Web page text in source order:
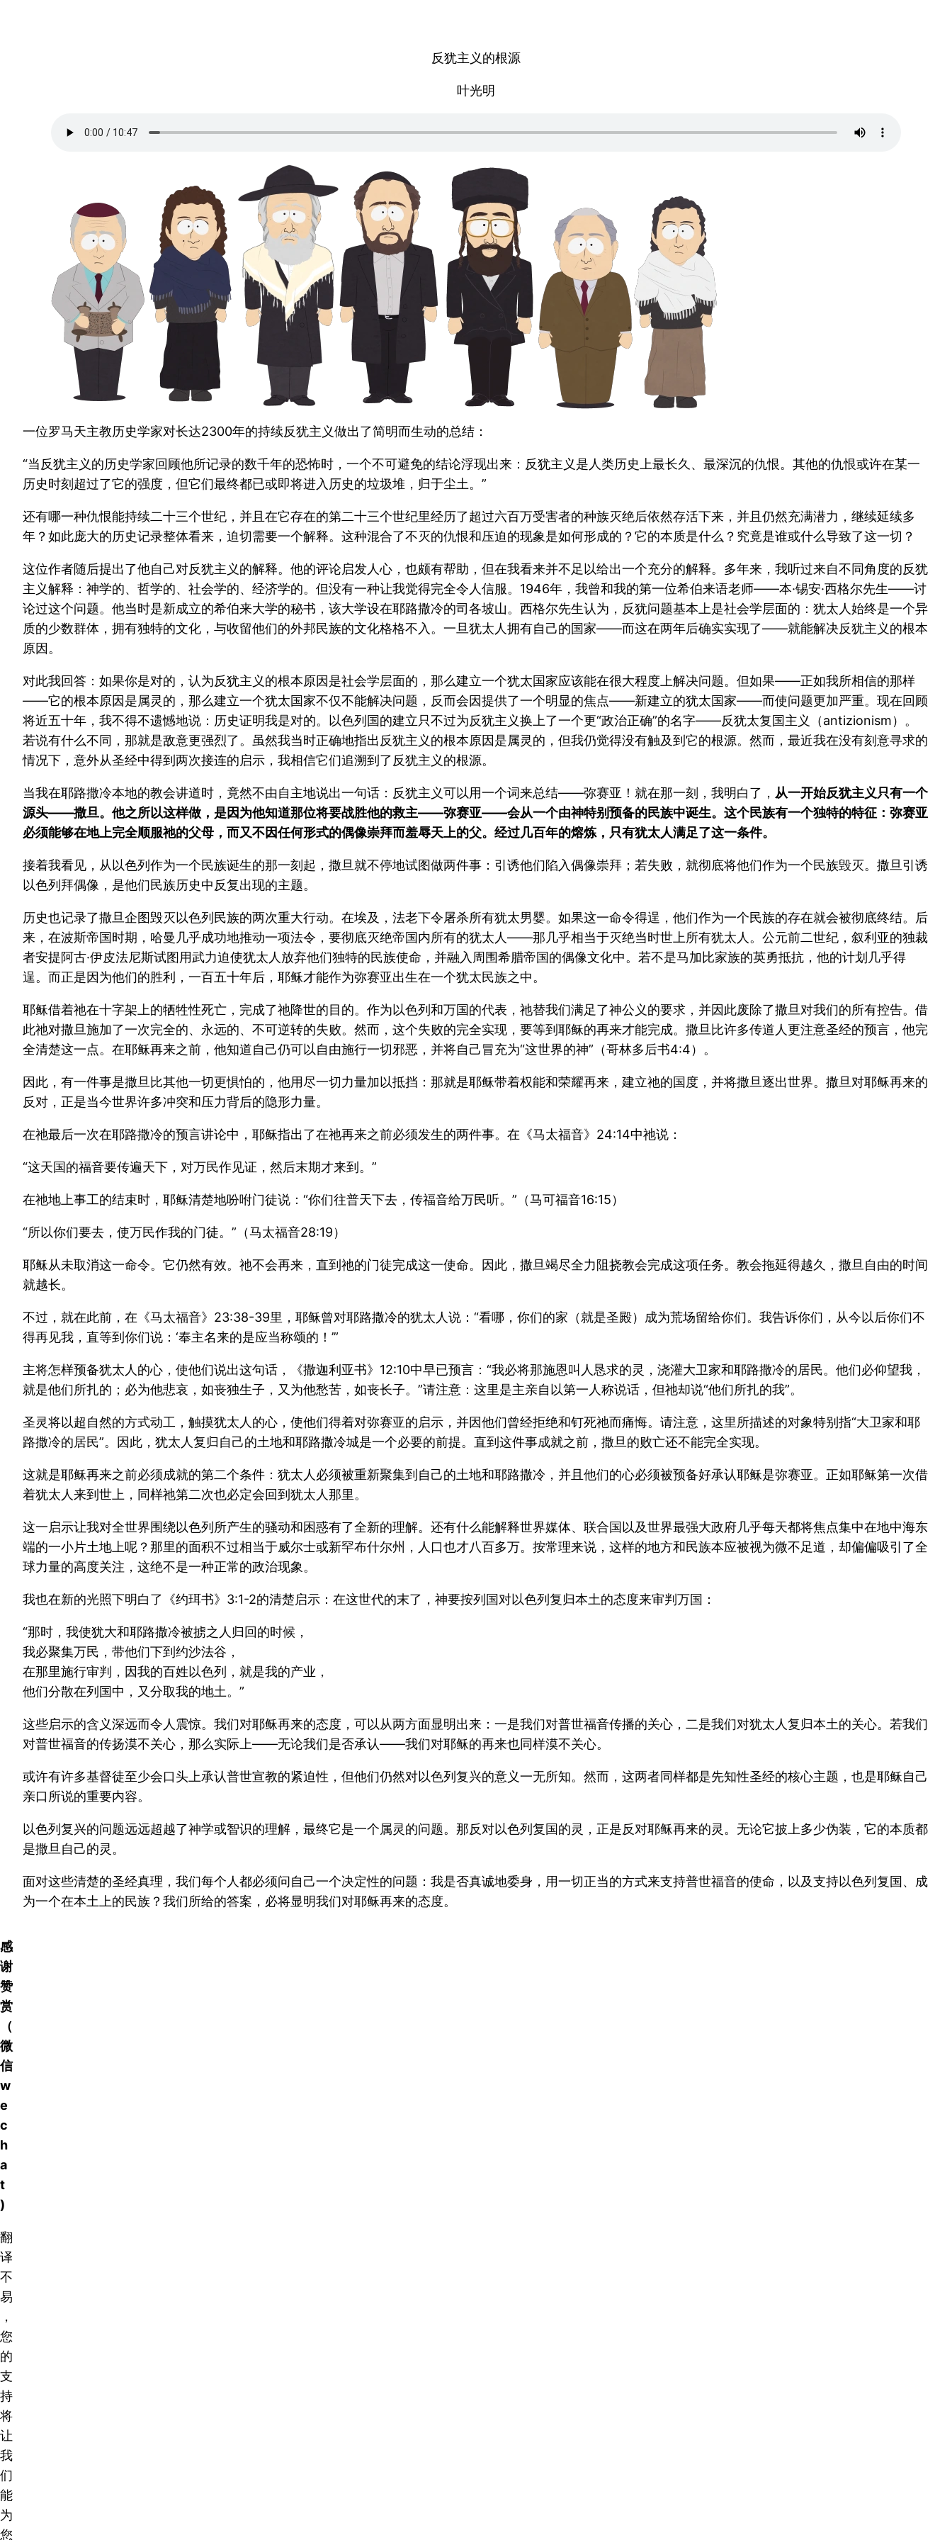
反犹主义的根源
叶光明
一位罗马天主教历史学家对长达2300年的持续反犹主义做出了简明而生动的总结：
“当反犹主义的历史学家回顾他所记录的数千年的恐怖时，一个不可避免的结论浮现出来：反犹主义是人类历史上最长久、最深沉的仇恨。其他的仇恨或许在某一
历史时刻超过了它的强度，但它们最终都已或即将进入历史的垃圾堆，归于尘土。”
还有哪一种仇恨能持续二十三个世纪，并且在它存在的第二十三个世纪里经历了超过六百万受害者的种族灭绝后依然存活下来，并且仍然充满潜力，继续延续多
年？如此庞大的历史记录整体看来，迫切需要一个解释。这种混合了不灭的仇恨和压迫的现象是如何形成的？它的本质是什么？究竟是谁或什么导致了这一切？
这位作者随后提出了他自己对反犹主义的解释。他的评论启发人心，也颇有帮助，但在我看来并不足以给出一个充分的解释。多年来，我听过来自不同角度的反犹
主义解释：神学的、哲学的、社会学的、经济学的。但没有一种让我觉得完全令人信服。1946年，我曾和我的第一位希伯来语老师——本·锡安·西格尔先生——讨
论过这个问题。他当时是新成立的希伯来大学的秘书，该大学设在耶路撒冷的司各坡山。西格尔先生认为，反犹问题基本上是社会学层面的：犹太人始终是一个异
质的少数群体，拥有独特的文化，与收留他们的外邦民族的文化格格不入。一旦犹太人拥有自己的国家——而这在两年后确实实现了——就能解决反犹主义的根本
原因。
对此我回答：如果你是对的，认为反犹主义的根本原因是社会学层面的，那么建立一个犹太国家应该能在很大程度上解决问题。但如果——正如我所相信的那样
——它的根本原因是属灵的，那么建立一个犹太国家不仅不能解决问题，反而会因提供了一个明显的焦点——新建立的犹太国家——而使问题更加严重。现在回顾
将近五十年，我不得不遗憾地说：历史证明我是对的。以色列国的建立只不过为反犹主义换上了一个更“政治正确”的名字——反犹太复国主义（antizionism）。
若说有什么不同，那就是敌意更强烈了。虽然我当时正确地指出反犹主义的根本原因是属灵的，但我仍觉得没有触及到它的根源。然而，最近我在没有刻意寻求的
情况下，意外从圣经中得到两次接连的启示，我相信它们追溯到了反犹主义的根源。
当我在耶路撒冷本地的教会讲道时，竟然不由自主地说出一句话：反犹主义可以用一个词来总结——弥赛亚！就在那一刻，我明白了， 从一开始反犹主义只有一个
源头——撒旦。他之所以这样做，是因为他知道那位将要战胜他的救主——弥赛亚——会从一个由神特别预备的民族中诞生。这个民族有一个独特的特征：弥赛亚
必须能够在地上完全顺服祂的父母，而又不因任何形式的偶像崇拜而羞辱天上的父。经过几百年的熔炼，只有犹太人满足了这一条件。
接着我看见，从以色列作为一个民族诞生的那一刻起，撒旦就不停地试图做两件事：引诱他们陷入偶像崇拜；若失败，就彻底将他们作为一个民族毁灭。撒旦引诱
以色列拜偶像，是他们民族历史中反复出现的主题。
历史也记录了撒旦企图毁灭以色列民族的两次重大行动。在埃及，法老下令屠杀所有犹太男婴。如果这一命令得逞，他们作为一个民族的存在就会被彻底终结。后
来，在波斯帝国时期，哈曼几乎成功地推动一项法令，要彻底灭绝帝国内所有的犹太人——那几乎相当于灭绝当时世上所有犹太人。公元前二世纪，叙利亚的独裁
者安提阿古·伊皮法尼斯试图用武力迫使犹太人放弃他们独特的民族使命，并融入周围希腊帝国的偶像文化中。若不是马加比家族的英勇抵抗，他的计划几乎得
逞。而正是因为他们的胜利，一百五十年后，耶稣才能作为弥赛亚出生在一个犹太民族之中。
耶稣借着祂在十字架上的牺牲性死亡，完成了祂降世的目的。作为以色列和万国的代表，祂替我们满足了神公义的要求，并因此废除了撒旦对我们的所有控告。借
此祂对撒旦施加了一次完全的、永远的、不可逆转的失败。然而，这个失败的完全实现，要等到耶稣的再来才能完成。撒旦比许多传道人更注意圣经的预言，他完
全清楚这一点。在耶稣再来之前，他知道自己仍可以自由施行一切邪恶，并将自己冒充为“这世界的神”（哥林多后书4:4）。
因此，有一件事是撒旦比其他一切更惧怕的，他用尽一切力量加以抵挡：那就是耶稣带着权能和荣耀再来，建立祂的国度，并将撒旦逐出世界。撒旦对耶稣再来的
反对，正是当今世界许多冲突和压力背后的隐形力量。
在祂最后一次在耶路撒冷的预言讲论中，耶稣指出了在祂再来之前必须发生的两件事。在《马太福音》24:14中祂说：
“这天国的福音要传遍天下，对万民作见证，然后末期才来到。”
在祂地上事工的结束时，耶稣清楚地吩咐门徒说：“你们往普天下去，传福音给万民听。”（马可福音16:15）
“所以你们要去，使万民作我的门徒。”（马太福音28:19）
耶稣从未取消这一命令。它仍然有效。祂不会再来，直到祂的门徒完成这一使命。因此，撒旦竭尽全力阻挠教会完成这项任务。教会拖延得越久，撒旦自由的时间
就越长。
不过，就在此前，在《马太福音》23:38-39里，耶稣曾对耶路撒冷的犹太人说：“看哪，你们的家（就是圣殿）成为荒场留给你们。我告诉你们，从今以后你们不
得再见我，直等到你们说：‘奉主名来的是应当称颂的！’”
主将怎样预备犹太人的心，使他们说出这句话，《撒迦利亚书》12:10中早已预言：“我必将那施恩叫人恳求的灵，浇灌大卫家和耶路撒冷的居民。他们必仰望我，
就是他们所扎的；必为他悲哀，如丧独生子，又为他愁苦，如丧长子。”请注意：这里是主亲自以第一人称说话，但祂却说“他们所扎的我”。
圣灵将以超自然的方式动工，触摸犹太人的心，使他们得着对弥赛亚的启示，并因他们曾经拒绝和钉死祂而痛悔。请注意，这里所描述的对象特别指“大卫家和耶
路撒冷的居民”。因此，犹太人复归自己的土地和耶路撒冷城是一个必要的前提。直到这件事成就之前，撒旦的败亡还不能完全实现。
这就是耶稣再来之前必须成就的第二个条件：犹太人必须被重新聚集到自己的土地和耶路撒冷，并且他们的心必须被预备好承认耶稣是弥赛亚。正如耶稣第一次借
着犹太人来到世上，同样祂第二次也必定会回到犹太人那里。
这一启示让我对全世界围绕以色列所产生的骚动和困惑有了全新的理解。还有什么能解释世界媒体、联合国以及世界最强大政府几乎每天都将焦点集中在地中海东
端的一小片土地上呢？那里的面积不过相当于威尔士或新罕布什尔州，人口也才八百多万。按常理来说，这样的地方和民族本应被视为微不足道，却偏偏吸引了全
球力量的高度关注，这绝不是一种正常的政治现象。
我也在新的光照下明白了《约珥书》3:1-2的清楚启示：在这世代的末了，神要按列国对以色列复归本土的态度来审判万国：
“那时，我使犹大和耶路撒冷被掳之人归回的时候，
我必聚集万民，带他们下到约沙法谷，
在那里施行审判，因我的百姓以色列，就是我的产业，
他们分散在列国中，又分取我的地土。”
这些启示的含义深远而令人震惊。我们对耶稣再来的态度，可以从两方面显明出来：一是我们对普世福音传播的关心，二是我们对犹太人复归本土的关心。若我们
对普世福音的传扬漠不关心，那么实际上——无论我们是否承认——我们对耶稣的再来也同样漠不关心。
或许有许多基督徒至少会口头上承认普世宣教的紧迫性，但他们仍然对以色列复兴的意义一无所知。然而，这两者同样都是先知性圣经的核心主题，也是耶稣自己
亲口所说的重要内容。
以色列复兴的问题远远超越了神学或智识的理解，最终它是一个属灵的问题。那反对以色列复国的灵，正是反对耶稣再来的灵。无论它披上多少伪装，它的本质都
是撒旦自己的灵。
面对这些清楚的圣经真理，我们每个人都必须问自己一个决定性的问题：我是否真诚地委身，用一切正当的方式来支持普世福音的使命，以及支持以色列复国、成
为一个在本土上的民族？我们所给的答案，必将显明我们对耶稣再来的态度。
感
谢
赞
赏
（
微
信
w
e
c
h
a
t
)
翻
译
不
易
，
您
的
支
持
将
让
我
们
能
为
您